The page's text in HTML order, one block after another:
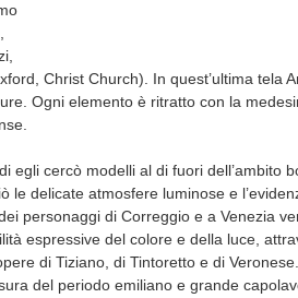
Christ Church). In quest’ultima tela
Ogni elemento è ritratto con la
egli cercò modelli al di fuori dell’ambito
le delicate atmosfere luminose e
personaggi di Correggio e a Venezia
espressive del colore e della luce,
di Tiziano, di Tintoretto e di Veronese.
del periodo emiliano e grande